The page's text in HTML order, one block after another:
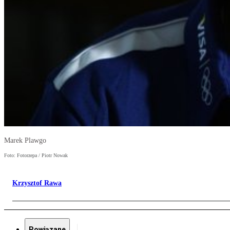
Marek Plawgo
Foto: Fotorzepa / Piotr Nowak
Krzysztof Rawa